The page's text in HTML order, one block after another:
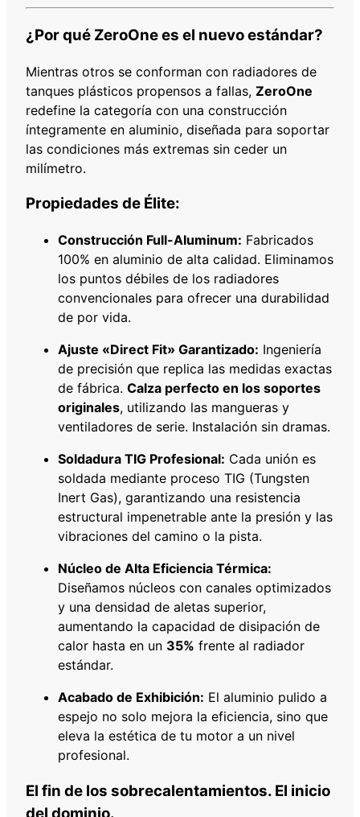
1
4
2
M
M
c
a
n
t
¿Por qué ZeroOne es el nuevo estándar?
Mientras otros se conforman con radiadores de
tanques plásticos propensos a fallas, ZeroOne
redefine la categoría con una construcción
íntegramente en aluminio, diseñada para soportar
las condiciones más extremas sin ceder un
milímetro.
Propiedades de Élite:
Construcción Full-Aluminum: Fabricados
100% en aluminio de alta calidad. Eliminamos
los puntos débiles de los radiadores
convencionales para ofrecer una durabilidad
de por vida.
Ajuste «Direct Fit» Garantizado: Ingeniería
de precisión que replica las medidas exactas
de fábrica. Calza perfecto en los soportes
originales, utilizando las mangueras y
ventiladores de serie. Instalación sin dramas.
Soldadura TIG Profesional: Cada unión es
soldada mediante proceso TIG (Tungsten
Inert Gas), garantizando una resistencia
estructural impenetrable ante la presión y las
vibraciones del camino o la pista.
Núcleo de Alta Eficiencia Térmica:
Diseñamos núcleos con canales optimizados
y una densidad de aletas superior,
aumentando la capacidad de disipación de
calor hasta en un 35% frente al radiador
estándar.
Acabado de Exhibición: El aluminio pulido a
espejo no solo mejora la eficiencia, sino que
eleva la estética de tu motor a un nivel
profesional.
El fin de los sobrecalentamientos. El inicio
del dominio.